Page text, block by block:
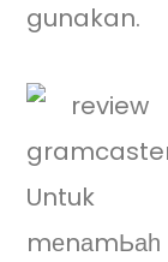
gunakan.
Untuk
mеnаmЬаһ